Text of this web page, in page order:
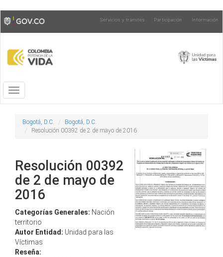
Pasar
al
contenido
Toggle
high
contrast
Servicios y trámites Participación Información
Toggle
navigation
Bogotá, D.C.
Bogotá, D.C.
Resolución 00392 de 2 de mayo de 2016
Resolución 00392
de 2 de mayo de
2016
Categorías Generales: Nación
territorio
Autor Entidad: Unidad para las
Víctimas
Reseña: